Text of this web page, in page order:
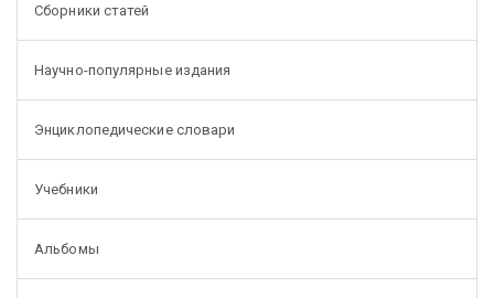
Сборники статей
Научно-популярные издания
Энциклопедические словари
Учебники
Альбомы